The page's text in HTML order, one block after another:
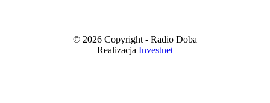
© 2026 Copyright - Radio Doba
Realizacja Investnet